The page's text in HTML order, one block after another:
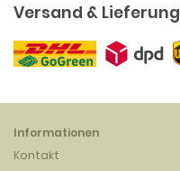
Versand & Lieferung
Informationen
Kontakt